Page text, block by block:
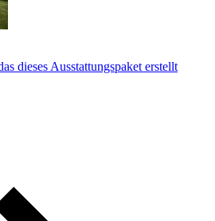
dieses Ausstattungs­paket erstellt